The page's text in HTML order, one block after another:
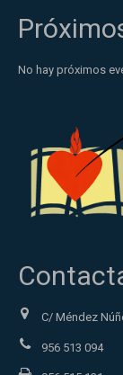
No hay próximos
C/ Méndez
956 513 094